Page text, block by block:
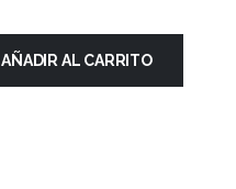
AÑADIR AL CARRITO